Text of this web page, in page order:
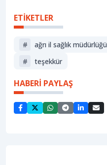
ETİKETLER
# ağrı il sağlık müdürlüğü
#
teşekkür
HABERİ PAYLAŞ